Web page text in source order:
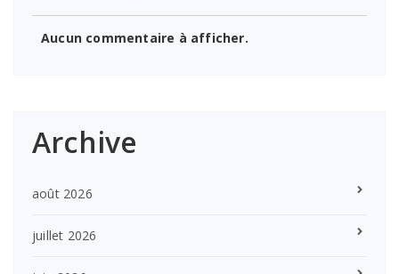
Aucun commentaire à afficher.
Archive
août 2026
juillet 2026